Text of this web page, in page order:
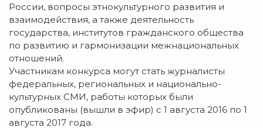
России, вопросы этнокультурного развития и
взаимодействия, а также деятельность
государства, институтов гражданского общества
по развитию и гармонизации межнациональных
отношений.
Участникам конкурса могут стать журналисты
федеральных, региональных и национально-
культурных СМИ, работы которых были
опубликованы (вышли в эфир) с 1 августа 2016 по 1
августа 2017 года.